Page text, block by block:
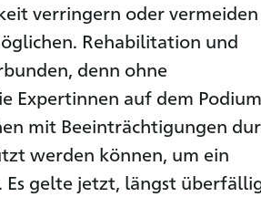
verringern oder vermeiden
Rehabilitation und
denn ohne
Expertinnen auf dem
mit Beeinträchtigungen
werden können, um ein
Es gelte jetzt, längst